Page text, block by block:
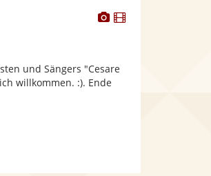
Dieser
bereit.
Dieser
und Sängers "Cesare
willkommen. :). Ende